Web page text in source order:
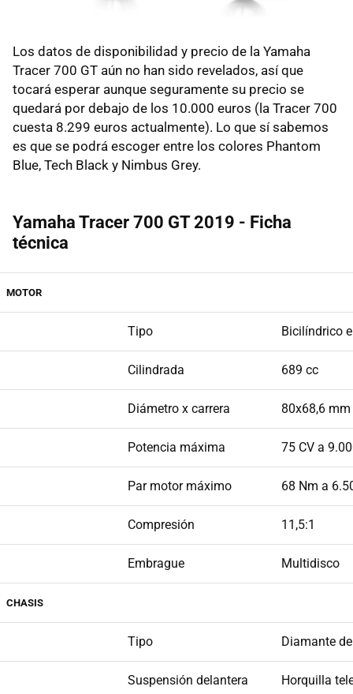
Los datos de disponibilidad y precio de la Yamaha
Tracer 700 GT aún no han sido revelados, así que
tocará esperar aunque seguramente su precio se
quedará por debajo de los 10.000 euros (la Tracer 700
cuesta 8.299 euros actualmente). Lo que sí sabemos
es que se podrá escoger entre los colores Phantom
Blue, Tech Black y Nimbus Grey.
Yamaha Tracer 700 GT 2019 - Ficha
técnica
MOTOR
Tipo Bicilíndrico
Cilindrada 689 cc
Diámetro x carrera 80x68,6 mm
Potencia máxima 75 CV a
Par motor máximo 68 Nm a
Compresión 11,5:1
Embrague Multidisco
CHASIS
Tipo Diamante
Suspensión delantera Horquilla